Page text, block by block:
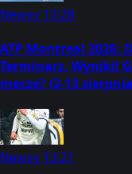
Newsy 13:28
ATP Montreal 2026:
Terminarz, Wyniki!
mecze? (2-13
Newsy 13:21